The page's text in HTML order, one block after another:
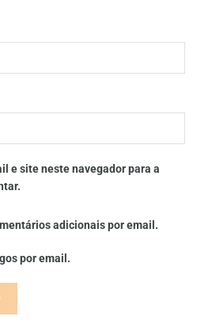
e site neste navegador para a
adicionais por email.
por email.